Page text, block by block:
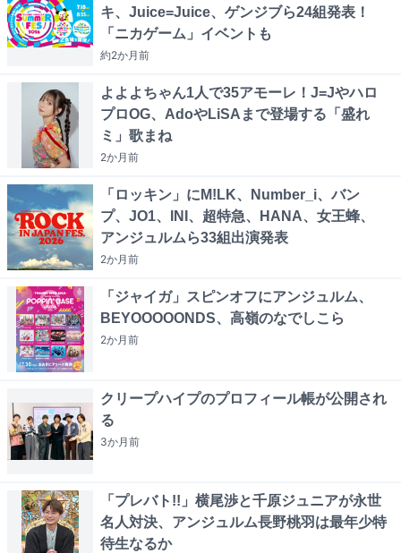
キ、Juice=Juice、ゲンジブら24組発表！
「ニカゲーム」イベントも
約2か月前
よよよちゃん1人で35アモーレ！J=Jやハロ
プロOG、AdoやLiSAまで登場する「盛れ
ミ」歌まね
2か月前
「ロッキン」にM!LK、Number_i、バン
プ、JO1、INI、超特急、HANA、女王蜂、
アンジュルムら33組出演発表
2か月前
「ジャイガ」スピンオフにアンジュルム、
BEYOOOOONDS、高嶺のなでしこら
2か月前
クリープハイプのプロフィール帳が公開され
る
3か月前
「プレバト!!」横尾渉と千原ジュニアが永世
名人対決、アンジュルム長野桃羽は最年少特
待生なるか